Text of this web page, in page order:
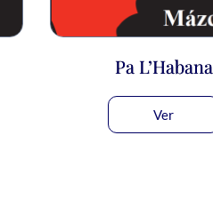
Pa L’Habana
Ver